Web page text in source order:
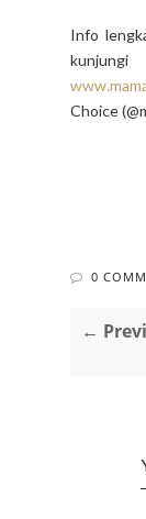
Info
Choice
0
←